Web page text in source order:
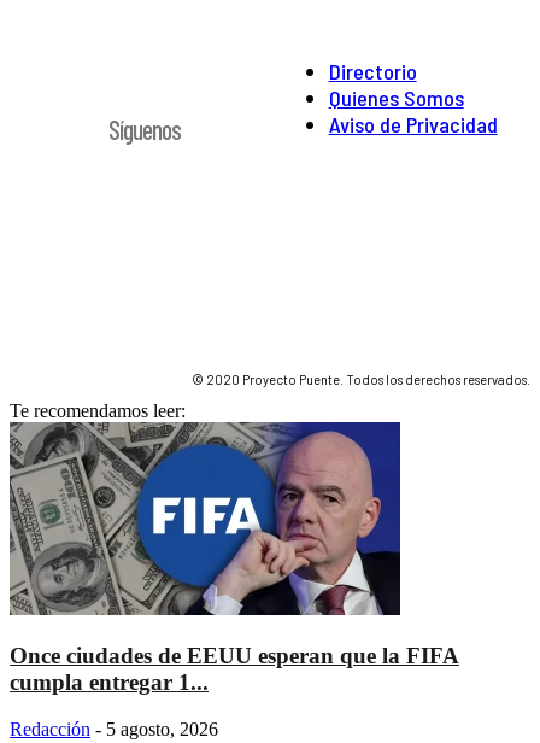
Directorio
Quienes Somos
Aviso de Privacidad
Síguenos
© 2020 Proyecto Puente. Todos los derechos reservados.
Te recomendamos leer:
Once ciudades de EEUU esperan que la FIFA
cumpla entregar 1...
Redacción - 5 agosto, 2026